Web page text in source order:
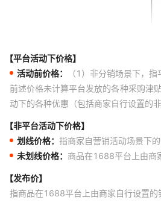
【平台活动下价格】
活动前价格：
（1）非分销场景下，
前述价格未计算平台发放的各种采购津
动下的各种优惠（包括商家自行设置的
【非平台活动下价格】
划线价格： 指商家自营销活动场景下
未划线价格： 商品在1688平台上由商
【发布价】
指商品在1688平台上由商家自行设置的